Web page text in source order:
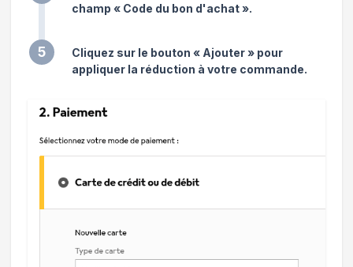
champ « Code du bon d'achat ».
5
Cliquez sur le bouton « Ajouter » pour
appliquer la réduction à votre commande.